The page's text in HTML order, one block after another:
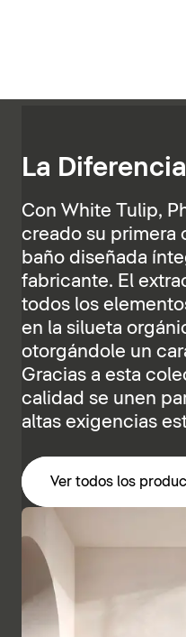
La Diferencia
Con White Tulip,
creado su primera
baño diseñada
fabricante. El
todos los
en la silueta
otorgándole un
Gracias a esta
calidad se unen
altas exigencias
Ver todos los